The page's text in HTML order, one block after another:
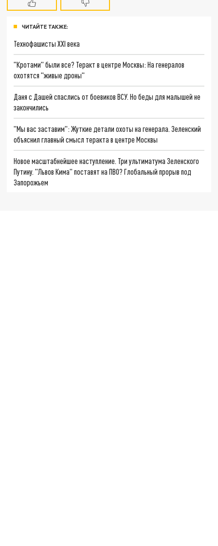
ЧИТАЙТЕ ТАКЖЕ:
Технофашисты XXI века
"Кротами" были все? Теракт в центре Москвы: На генералов
охотятся "живые дроны"
Даня с Дашей спаслись от боевиков ВСУ. Но беды для малышей не
закончились
"Мы вас заставим": Жуткие детали охоты на генерала. Зеленский
объяснил главный смысл теракта в центре Москвы
Новое масштабнейшее наступление. Три ультиматума Зеленского
Путину. "Львов Кима" поставят на ПВО? Глобальный прорыв под
Запорожьем